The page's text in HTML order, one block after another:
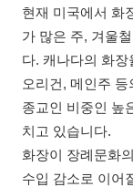
현재 미국에서 화
가 많은 주, 겨울
다. 캐나다의 화
오리건, 메인주
종교인 비중인 높
치고 있습니다.
화장이 장례문화
수입 감소로 이어